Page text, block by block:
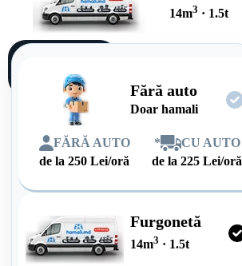
14m3 · 1.5t
Fără auto
Doar hamali
FĂRĂ AUTO
de la250 Lei/oră
*
CU AUTO
de la225 Lei/oră
Furgonetă
14m3 · 1.5t
singur